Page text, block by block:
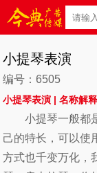
小提琴表演
编号：6505
小提琴表演 |名称解释
小提琴一般都是
己的特长，可以使
方式也千变万化，